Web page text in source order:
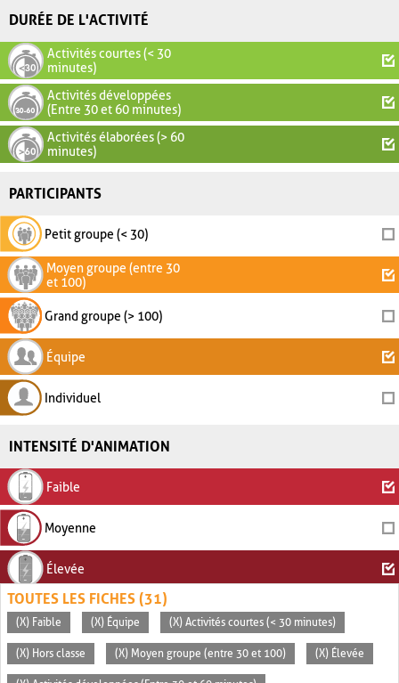
DURÉE DE L'ACTIVITÉ
Activités courtes (< 30
minutes)
Activités développées
(Entre 30 et 60 minutes)
Activités élaborées (> 60
minutes)
PARTICIPANTS
Petit groupe (< 30)
Moyen groupe (entre 30
et 100)
Grand groupe (> 100)
Équipe
Individuel
INTENSITÉ D'ANIMATION
Faible
Moyenne
Élevée
TOUTES LES FICHES (31)
(X) Faible (X) Équipe (X) Activités courtes (< 30 minutes)
(X) Hors classe (X) Moyen groupe (entre 30 et 100) (X) Élevée